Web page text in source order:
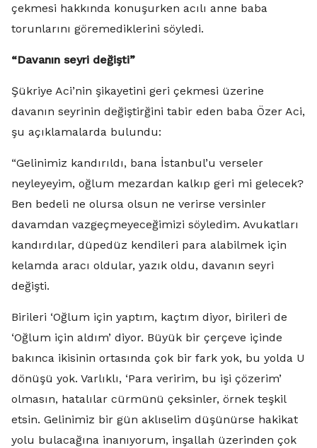
çekmesi hakkında konuşurken acılı anne baba
torunlarını göremediklerini söyledi.
“Davanın seyri değişti”
Şükriye Aci’nin şikayetini geri çekmesi üzerine
davanın seyrinin değiştirğini tabir eden baba Özer Aci,
şu açıklamalarda bulundu:
“Gelinimiz kandırıldı, bana İstanbul’u verseler
neyleyeyim, oğlum mezardan kalkıp geri mi gelecek?
Ben bedeli ne olursa olsun ne verirse versinler
davamdan vazgeçmeyeceğimizi söyledim. Avukatları
kandırdılar, düpedüz kendileri para alabilmek için
kelamda aracı oldular, yazık oldu, davanın seyri
değişti.
Birileri ‘Oğlum için yaptım, kaçtım diyor, birileri de
‘Oğlum için aldım’ diyor. Büyük bir çerçeve içinde
bakınca ikisinin ortasında çok bir fark yok, bu yolda U
dönüşü yok. Varlıklı, ‘Para veririm, bu işi çözerim’
olmasın, hatalılar cürmünü çeksinler, örnek teşkil
etsin. Gelinimiz bir gün aklıselim düşünürse hakikat
yolu bulacağına inanıyorum, inşallah üzerinden çok